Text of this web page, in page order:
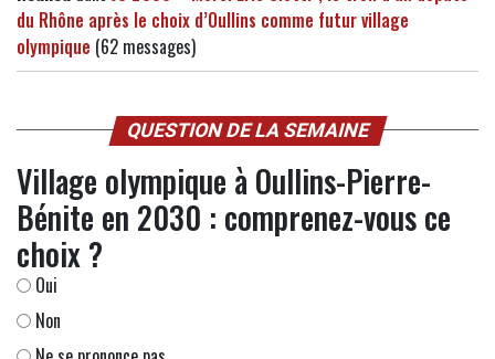
du Rhône après le choix d’Oullins comme futur village
olympique (62 messages)
QUESTION DE LA SEMAINE
Village olympique à Oullins-Pierre-
Bénite en 2030 : comprenez-vous ce
choix ?
Oui
Non